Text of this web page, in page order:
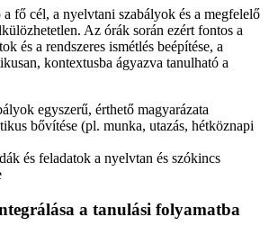
fő cél, a nyelvtani szabályok és a megfelelő
Az órák során ezért fontos a
és a rendszeres ismétlés beépítése, a
kontextusba ágyazva tanulható a
egyszerű, érthető magyarázata
bővítése (pl. munka, utazás, hétköznapi
és feladatok a nyelvtan és szókincs
a tanulási folyamatba